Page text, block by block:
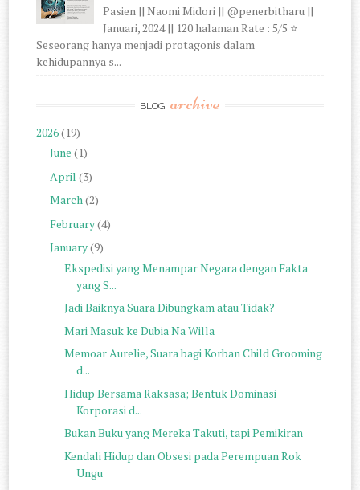
Pasien || Naomi Midori || @penerbitharu ||
Januari, 2024 || 120 halaman Rate : 5/5 ⭐
Seseorang hanya menjadi protagonis dalam
kehidupannya s...
BLOG archive
2026(19)
June (1)
April (3)
March(2)
February(4)
January(9)
Ekspedisi yang Menampar Negara dengan Fakta
yang S...
Jadi Baiknya Suara Dibungkam atau Tidak?
Mari Masuk ke Dubia Na Willa
Memoar Aurelie, Suara bagi Korban Child Grooming
d...
Hidup Bersama Raksasa; Bentuk Dominasi
Korporasi d...
Bukan Buku yang Mereka Takuti, tapi Pemikiran
Kendali Hidup dan Obsesi pada Perempuan Rok
Ungu